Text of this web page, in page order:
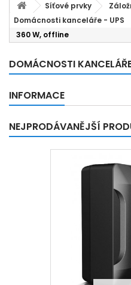
Síťové prvky
Domácnosti kanceláře - UPS
360 W, offline
DOMÁCNOSTI
INFORMACE
NEJPRODÁVANĚJŠÍ